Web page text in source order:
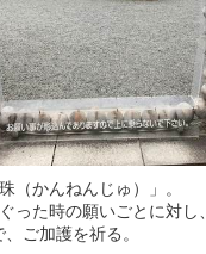
（かんねんじゅ）」。
った時の願いごとに対し
ご加護を祈る。